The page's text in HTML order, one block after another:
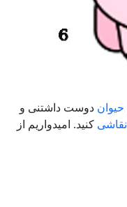
حیوان دوست داشتنی و
نقاشی کنید. امیدواریم از